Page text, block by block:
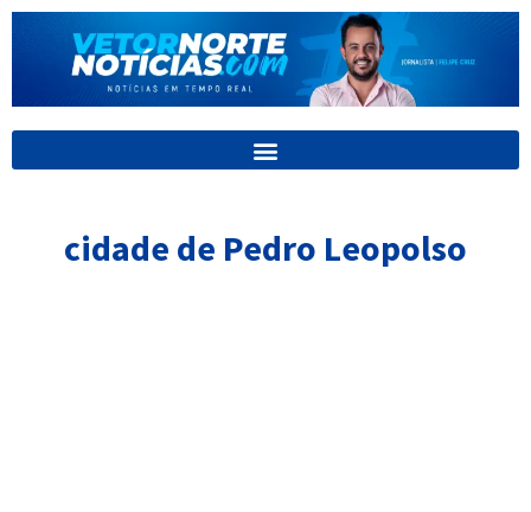
para
conteúdo
cidade de Pedro Leopolso